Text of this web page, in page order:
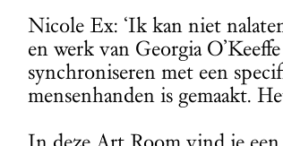
Nicole Ex: ‘Ik kan niet
en werk van Georgia
synchroniseren met een
mensenhanden is gemaakt.